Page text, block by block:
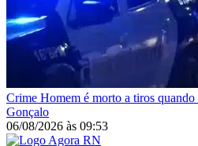
Crime Homem é morto a tiros quando
Gonçalo
06/08/2026 às 09:53